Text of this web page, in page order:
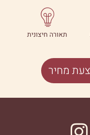
תאורה חיצונית
מחיר